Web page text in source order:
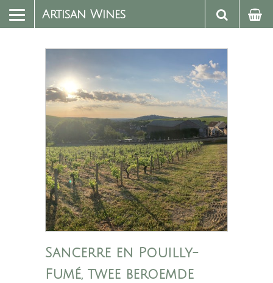
Artisan Wines
Sancerre en Pouilly-
Fumé, twee beroemde